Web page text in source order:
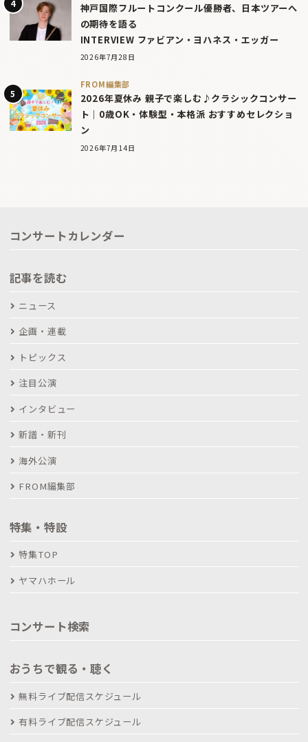
神戸国際フルートコンクール優勝者、日本ツアーへ
の期待を語る
INTERVIEW ファビアン・ヨハネス・エッガー
2026年7月28日
FROM編集部
2026年夏休み 親子で楽しむ♪クラシックコンサー
ト｜0歳OK・体験型・本格派 おすすめセレクショ
ン
2026年7月14日
コンサートカレンダー
記事を読む
ニュース
企画・連載
トピックス
注目公演
インタビュー
新譜・新刊
海外公演
FROM編集部
特集・特設
特集TOP
ヤマハホール
コンサート検索
おうちで観る・聴く
無料ライブ配信スケジュール
有料ライブ配信スケジュール